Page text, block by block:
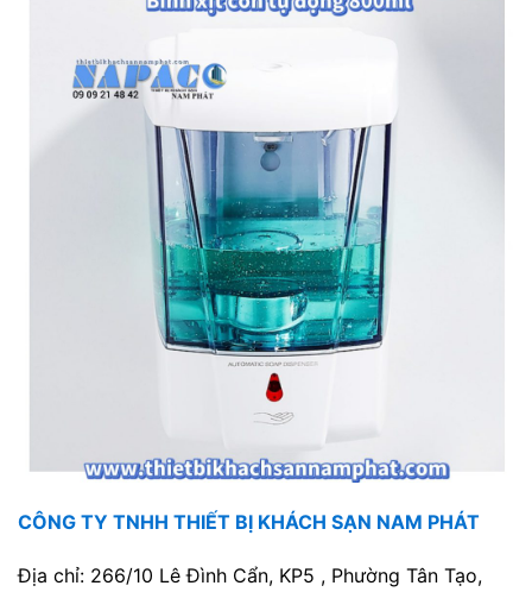
CÔNG TY TNHH THIẾT BỊ KHÁCH SẠN NAM PHÁT
Địa chỉ: 266/10 Lê Đình Cẩn, KP5 , Phường Tân Tạo,